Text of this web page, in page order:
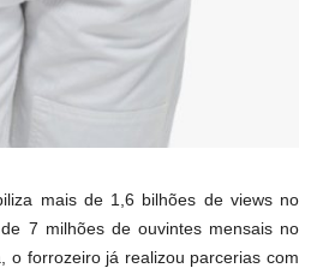
mais de 1,6 bilhões de views no
7 milhões de ouvintes mensais no
o forrozeiro já realizou parcerias com